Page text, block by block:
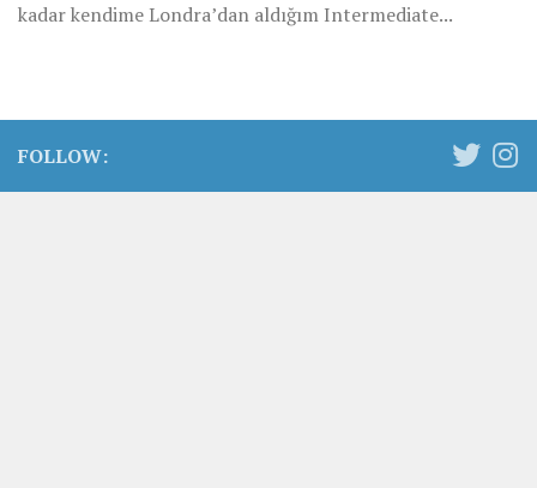
kadar kendime Londra’dan aldığım Intermediate...
FOLLOW: